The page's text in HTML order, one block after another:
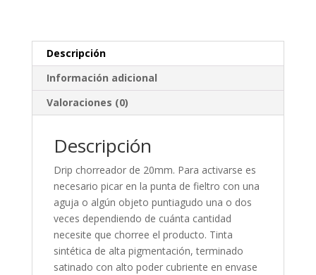
Descripción
Información adicional
Valoraciones (0)
Descripción
Drip chorreador de 20mm. Para activarse es
necesario picar en la punta de fieltro con una
aguja o algún objeto puntiagudo una o dos
veces dependiendo de cuánta cantidad
necesite que chorree el producto. Tinta
sintética de alta pigmentación, terminado
satinado con alto poder cubriente en envase